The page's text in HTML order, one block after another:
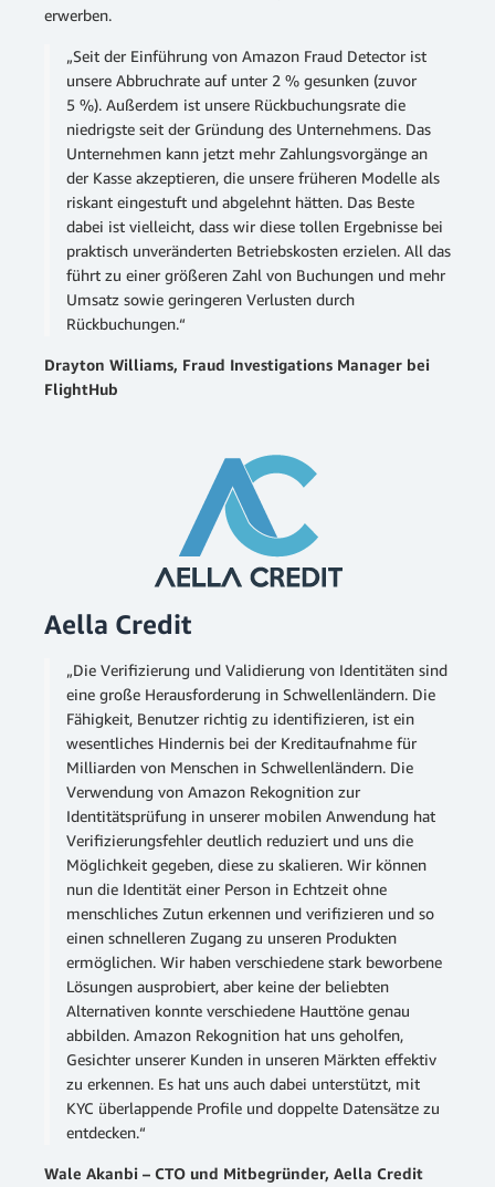
erwerben.
„Seit der Einführung von Amazon Fraud Detector ist
unsere Abbruchrate auf unter 2 % gesunken (zuvor
5 %). Außerdem ist unsere Rückbuchungsrate die
niedrigste seit der Gründung des Unternehmens. Das
Unternehmen kann jetzt mehr Zahlungsvorgänge an
der Kasse akzeptieren, die unsere früheren Modelle als
riskant eingestuft und abgelehnt hätten. Das Beste
dabei ist vielleicht, dass wir diese tollen Ergebnisse bei
praktisch unveränderten Betriebskosten erzielen. All das
führt zu einer größeren Zahl von Buchungen und mehr
Umsatz sowie geringeren Verlusten durch
Rückbuchungen.“
Drayton Williams, Fraud Investigations Manager bei
FlightHub
Aella Credit
„Die Verifizierung und Validierung von Identitäten sind
eine große Herausforderung in Schwellenländern. Die
Fähigkeit, Benutzer richtig zu identifizieren, ist ein
wesentliches Hindernis bei der Kreditaufnahme für
Milliarden von Menschen in Schwellenländern. Die
Verwendung von Amazon Rekognition zur
Identitätsprüfung in unserer mobilen Anwendung hat
Verifizierungsfehler deutlich reduziert und uns die
Möglichkeit gegeben, diese zu skalieren. Wir können
nun die Identität einer Person in Echtzeit ohne
menschliches Zutun erkennen und verifizieren und so
einen schnelleren Zugang zu unseren Produkten
ermöglichen. Wir haben verschiedene stark beworbene
Lösungen ausprobiert, aber keine der beliebten
Alternativen konnte verschiedene Hauttöne genau
abbilden. Amazon Rekognition hat uns geholfen,
Gesichter unserer Kunden in unseren Märkten effektiv
zu erkennen. Es hat uns auch dabei unterstützt, mit
KYC überlappende Profile und doppelte Datensätze zu
entdecken.“
Wale Akanbi – CTO und Mitbegründer, Aella Credit